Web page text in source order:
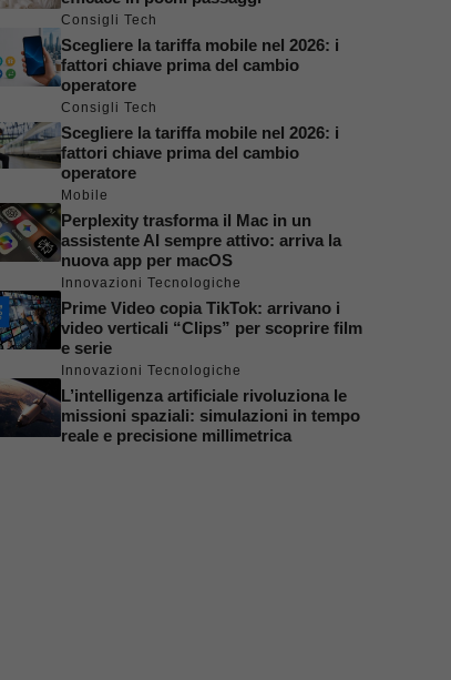
Consigli Tech
Scegliere la tariffa mobile nel 2026: i
fattori chiave prima del cambio
operatore
Consigli Tech
Scegliere la tariffa mobile nel 2026: i
fattori chiave prima del cambio
operatore
Mobile
Perplexity trasforma il Mac in un
assistente AI sempre attivo: arriva la
nuova app per macOS
Innovazioni Tecnologiche
Prime Video copia TikTok: arrivano i
video verticali “Clips” per scoprire film
e serie
Innovazioni Tecnologiche
L’intelligenza artificiale rivoluziona le
missioni spaziali: simulazioni in tempo
reale e precisione millimetrica